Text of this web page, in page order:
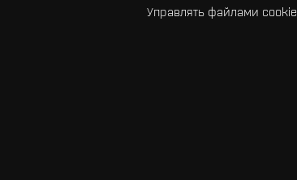
Управлять файлами cookie